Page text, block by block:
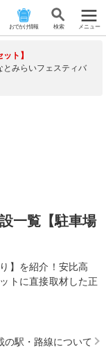
おでかけ情報 検 索 メニュー
ト】
とみらいフェスティバ
一覧【駐車場
】を紹介！安比高
トに直接取材した正
の駅・路線について